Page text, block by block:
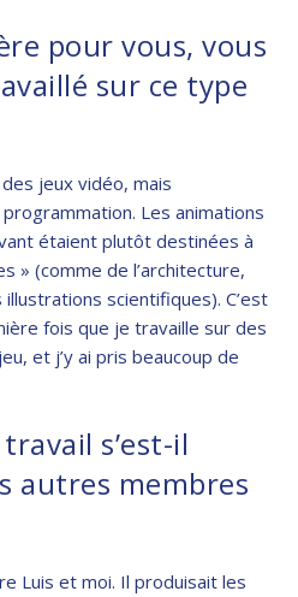
pour vous, vous
sur ce type
des jeux vidéo, mais
Les animations
étaient plutôt destinées à
» (comme de l’architecture,
scientifiques). C’est
fois que je travaille sur des
et j’y ai pris beaucoup de
s’est-il
autres membres
Luis et moi. Il produisait les